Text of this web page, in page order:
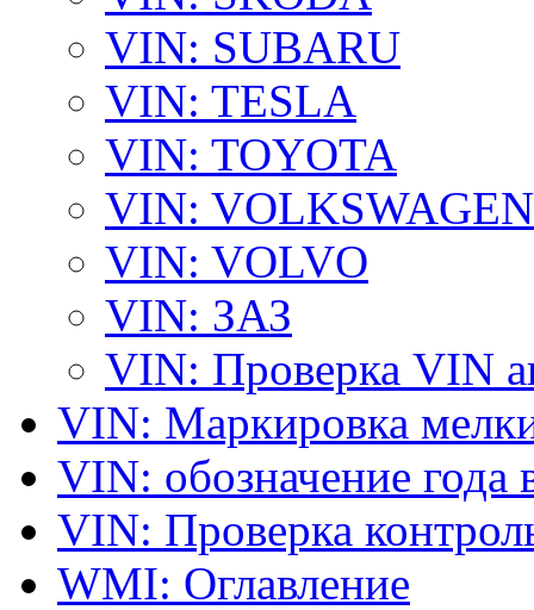
VIN: SUBARU
VIN: TESLA
VIN: TOYOTA
VIN: VOLKSWAGEN
VIN: VOLVO
VIN: ЗАЗ
VIN: Проверка VIN
VIN: Маркировка
VIN: обозначение года
VIN: Проверка
WMI: Оглавление